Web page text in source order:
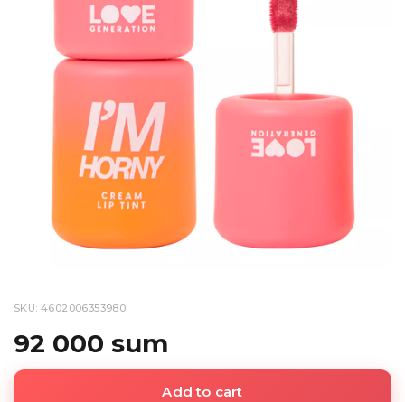
SKU: 4602006353980
92 000 sum
Add to cart